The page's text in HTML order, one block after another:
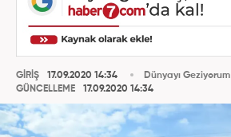
GİRİŞ
17.09.2020 14:34
GÜNCELLEME
17.09.2020 14:34
Dünyayı Geziyorum